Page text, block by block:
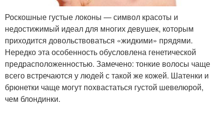
Боб для тонких волос Волос с боковой
Стрижка для тонких
волос
Роскошные густые локоны — символ красоты и
недостижимый идеал для многих девушек, которым
приходится довольствоваться «жидкими» прядями.
Нередко эта особенность обусловлена генетической
предрасположенностью. Замечено: тонкие волосы чаще
всего встречаются у людей с такой же кожей. Шатенки и
брюнетки чаще могут похвастаться густой шевелюрой,
чем блондинки.